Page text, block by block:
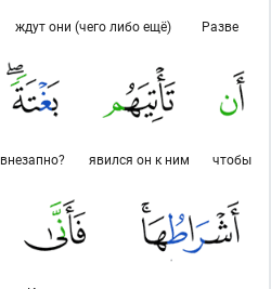
Разве
ждут они (чего либо ещё)
чтобы
явился он к ним
внезапно?